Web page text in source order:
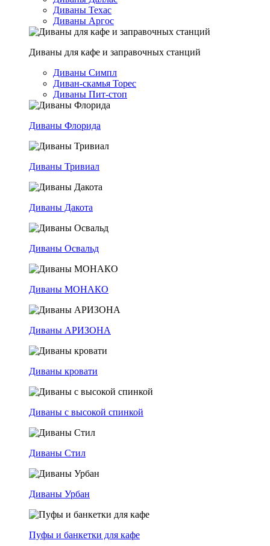
Диваны Техас
Диваны Аргос
Диваны для кафе и заправочных станций
Диваны Симпл
Диван-скамья Торес
Диваны Пит-стоп
Диваны Флорида
Диваны Тривиал
Диваны Дакота
Диваны Освальд
Диваны МОНАКО
Диваны АРИЗОНА
Диваны кровати
Диваны с высокой спинкой
Диваны Стил
Диваны Урбан
Пуфы и банкетки для кафе